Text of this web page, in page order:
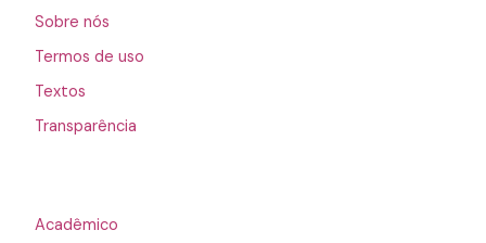
Sobre nós
Termos de uso
Textos
Transparência
Acadêmico